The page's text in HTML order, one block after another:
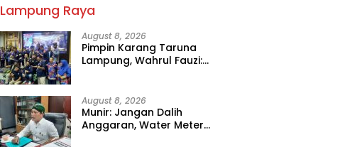
Lampung Raya
August 8, 2026
Pimpin Karang Taruna
Lampung, Wahrul Fauzi:
August 8, 2026
Munir: Jangan Dalih
Anggaran, Water Meter